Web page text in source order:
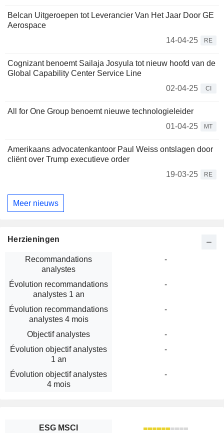
Belcan Uitgeroepen tot Leverancier Van Het Jaar Door GE
Aerospace
14-04-25
RE
Cognizant benoemt Sailaja Josyula tot nieuw hoofd van de
Global Capability Center Service Line
02-04-25
CI
All for One Group benoemt nieuwe technologieleider
01-04-25
MT
Amerikaans advocatenkantoor Paul Weiss ontslagen door
cliënt over Trump executieve order
19-03-25
RE
Meer nieuws
Herzieningen
Recommandations
analystes
-
Évolution recommandations
analystes 1 an
-
Évolution recommandations
analystes 4 mois
-
Objectif analystes
-
Évolution objectif analystes
1 an
-
Évolution objectif analystes
4 mois
-
ESG MSCI